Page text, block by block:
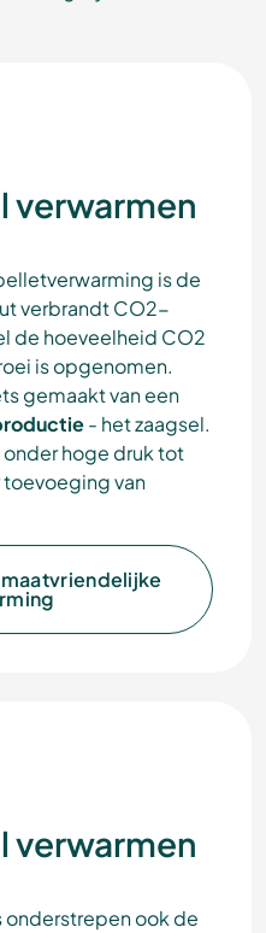
verwarmen
is de
verbrandt CO2-
de hoeveelheid CO2
is opgenomen.
gemaakt van een
- het zaagsel.
hoge druk tot
van
verwarmen
onderstrepen ook de